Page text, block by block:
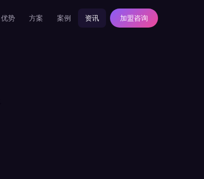
优势 方案 案例 资讯 加盟咨询